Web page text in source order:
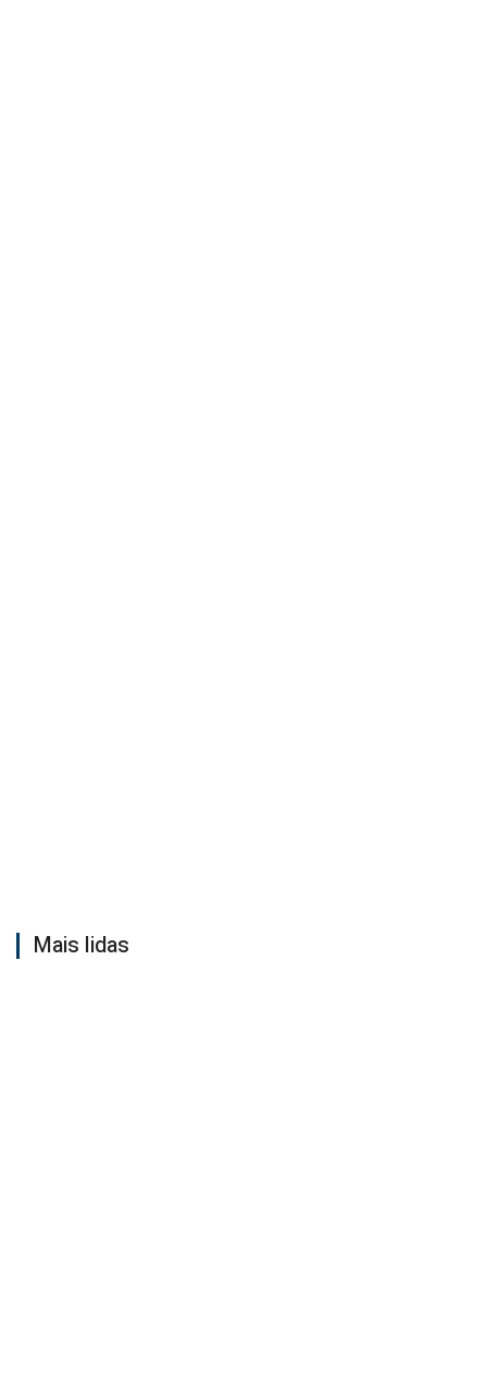
Mais lidas